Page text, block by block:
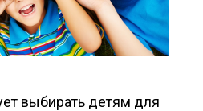
выбирать детям для